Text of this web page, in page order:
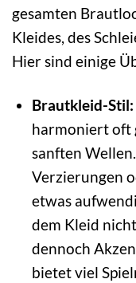
gesamten
Kleides, des
Hier sind einige
Brautkleid-Stil:
harmoniert oft
sanften
Verzierungen
etwas
dem Kleid
dennoch
bietet viel